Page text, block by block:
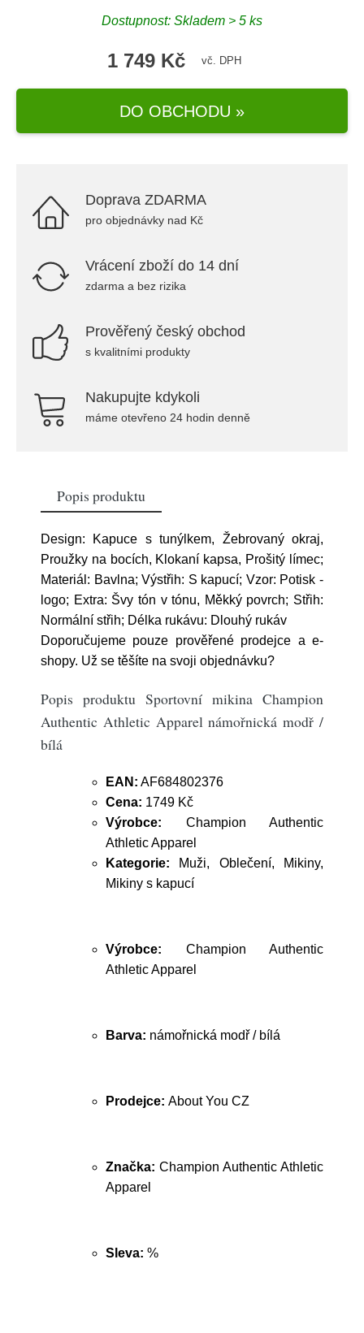
Dostupnost: Skladem > 5 ks
1 749 Kč vč. DPH
DO OBCHODU »
Doprava ZDARMA
pro objednávky nad Kč
Vrácení zboží do 14 dní
zdarma a bez rizika
Prověřený český obchod
s kvalitními produkty
Nakupujte kdykoli
máme otevřeno 24 hodin denně
Popis produktu
Design: Kapuce s tunýlkem, Žebrovaný okraj,
Proužky na bocích, Klokaní kapsa, Prošitý límec;
Materiál: Bavlna; Výstřih: S kapucí; Vzor: Potisk -
logo; Extra: Švy tón v tónu, Měkký povrch; Střih:
Normální střih; Délka rukávu: Dlouhý rukáv
Doporučujeme pouze prověřené prodejce a e-
shopy. Už se těšíte na svoji objednávku?
Popis produktu Sportovní mikina Champion
Authentic Athletic Apparel námořnická modř /
bílá
EAN: AF684802376
Cena: 1749 Kč
Výrobce: Champion Authentic
Athletic Apparel
Kategorie: Muži, Oblečení, Mikiny,
Mikiny s kapucí
Výrobce: Champion Authentic
Athletic Apparel
Barva: námořnická modř / bílá
Prodejce: About You CZ
Značka: Champion Authentic Athletic
Apparel
Sleva: %